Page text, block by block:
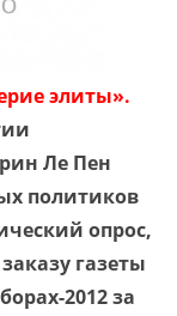
элиты».
Ле Пен
политиков
опрос,
газеты
2012 за